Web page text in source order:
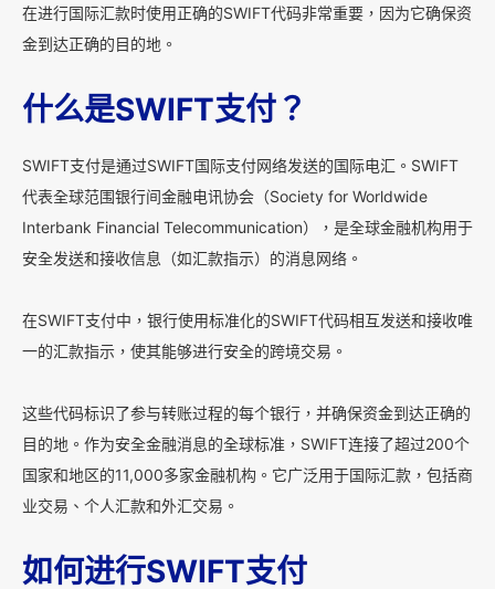
在进行国际汇款时使用正确的SWIFT代码非常重要，因为它确保资
金到达正确的目的地。
什么是SWIFT支付？
SWIFT支付是通过SWIFT国际支付网络发送的国际电汇。SWIFT
代表全球范围银行间金融电讯协会（Society for Worldwide
Interbank Financial Telecommunication），是全球金融机构用于
安全发送和接收信息（如汇款指示）的消息网络。
在SWIFT支付中，银行使用标准化的SWIFT代码相互发送和接收唯
一的汇款指示，使其能够进行安全的跨境交易。
这些代码标识了参与转账过程的每个银行，并确保资金到达正确的
目的地。作为安全金融消息的全球标准，SWIFT连接了超过200个
国家和地区的11,000多家金融机构。它广泛用于国际汇款，包括商
业交易、个人汇款和外汇交易。
如何进行SWIFT支付